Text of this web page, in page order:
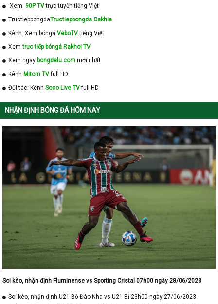
Xem: 90P TVtrực tuyến tiếng Việt
TructiepbongdaTructiepbongda Cakhia
Kênh: Xem bóngá VeboTVtiếng Việt
Xemtrực tiếp bóngá Rakhoi TV
Xem ngay bongdalu com mới nhất
Kênh Mitom TVfull HD
Đối tác: Kênh Soco Live TVfull HD
NHẬN ĐỊNH BÓNG ĐÁ HÔM NAY
Soi kèo, nhận định Fluminense vs Sporting Cristal 07h00 ngày 28/06/2023
Soi kèo, nhận định U21 Bồ Đào Nha vs U21 Bỉ 23h00 ngày 27/06/2023